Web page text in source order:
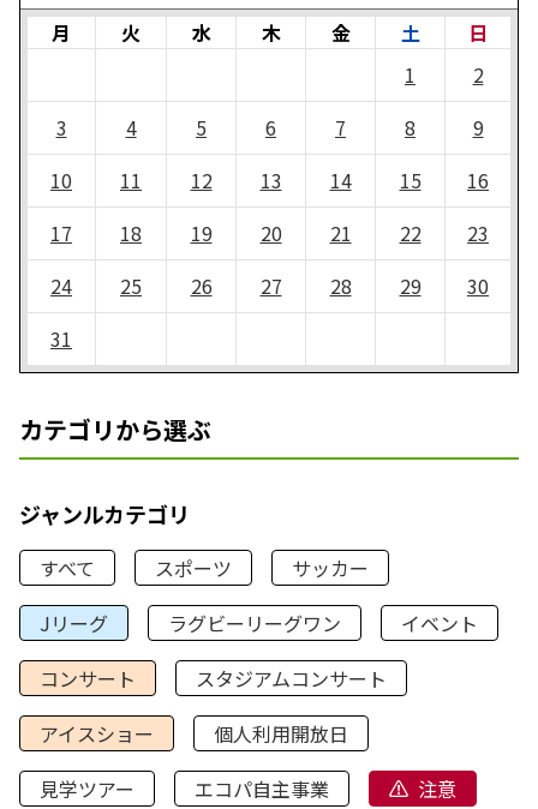
月 火 水 木 金 土
日
1
2
3
4 5 6 7 8
9
10
11 12 13 14 15
16
17
18 19 20 21 22
23
24
25 26 27 28 29
30
31
カテゴリから選ぶ
ジャンルカテゴリ
すべて スポーツ
サッカー
Jリーグ
ラグビーリーグワン
イベント
コンサート
スタジアムコンサート
アイスショー
個人利用開放日
見学ツアー
エコパ自主事業
注意